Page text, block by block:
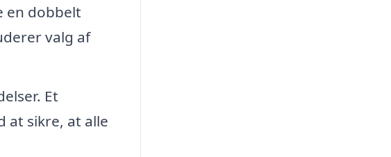
en dobbelt
valg af
Et
at sikre, at alle